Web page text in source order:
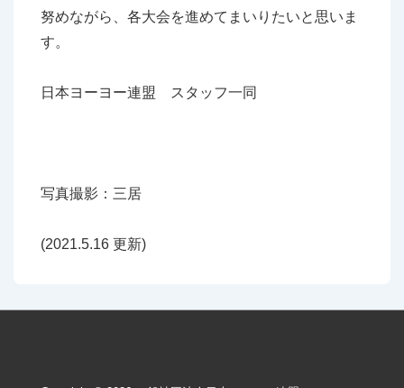
努めながら、各大会を進めてまいりたいと思いま
す。
日本ヨーヨー連盟 スタッフ一同
写真撮影：三居
(2021.5.16 更新)